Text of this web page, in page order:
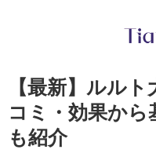
【最新】ルル
コミ・効果から
も紹介